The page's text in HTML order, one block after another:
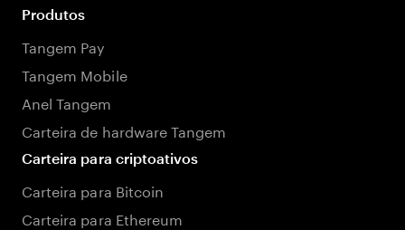
Produtos
Tangem Pay
Tangem Mobile
Anel Tangem
Carteira de hardware Tangem
Carteira para criptoativos
Carteira para Bitcoin
Carteira para Ethereum